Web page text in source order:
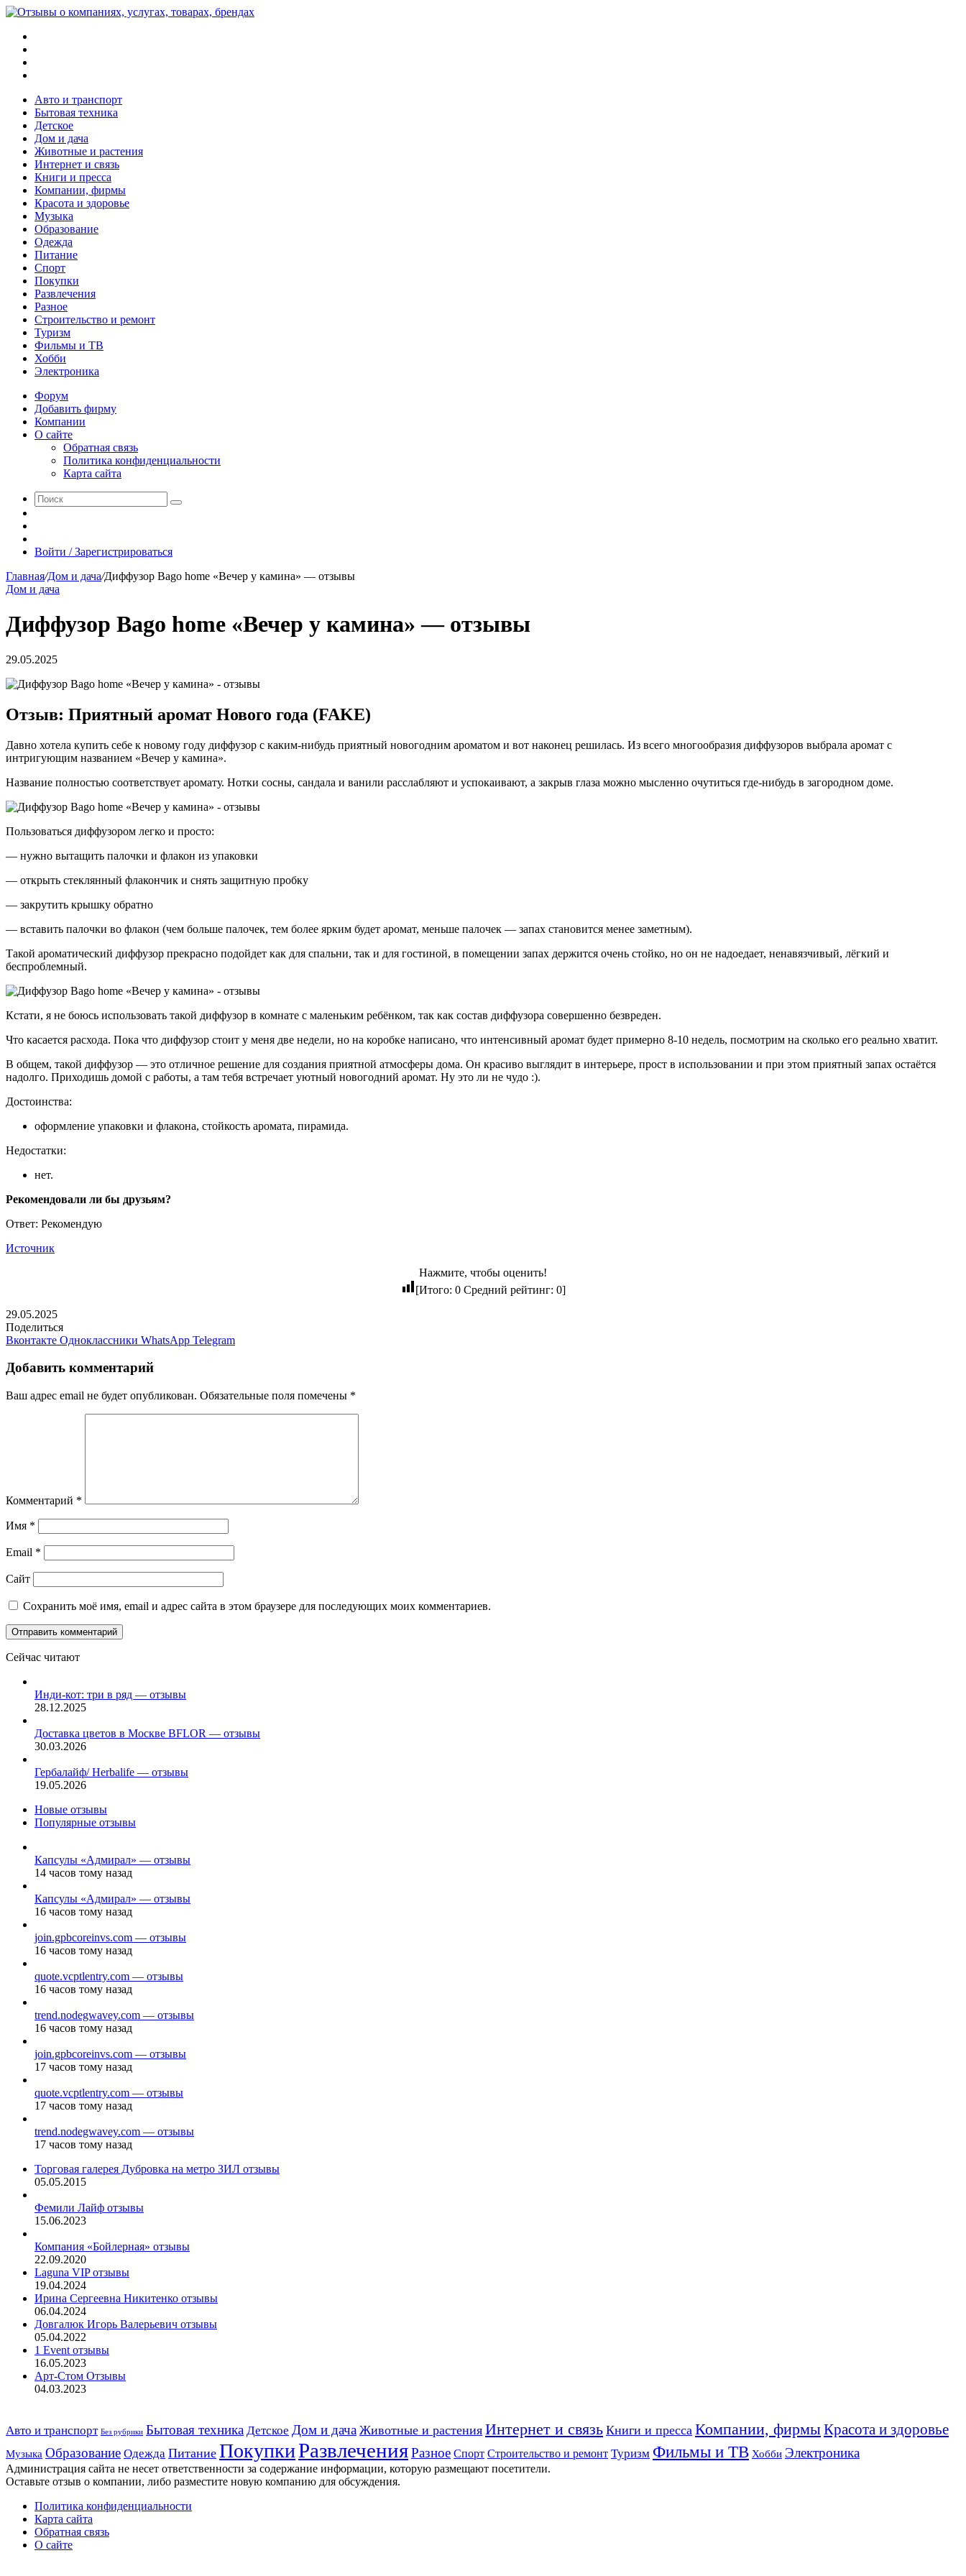
Авто и транспорт
Бытовая техника
Детское
Дом и дача
Животные и растения
Интернет и связь
Книги и пресса
Компании, фирмы
Красота и здоровье
Музыка
Образование
Одежда
Питание
Спорт
Покупки
Развлечения
Разное
Строительство и ремонт
Туризм
Фильмы и ТВ
Хобби
Электроника
Форум
Добавить фирму
Компании
О сайте
Обратная связь
Политика конфиденциальности
Карта сайта
Поиск
статья
Войти / Зарегистрироваться
Главная/Дом и дача/Диффузор Bago home «Вечер у камина» — отзывы
Дом и дача
Диффузор Bago home «Вечер у камина» — отзывы
29.05.2025
Отзыв: Приятный аромат Нового года (FAKE)
Давно хотела купить себе к новому году диффузор с каким-нибудь приятный новогодним ароматом и вот наконец решилась. Из всего многообразия диффузоров выбрала аромат с
интригующим названием «Вечер у камина».
Название полностью соответствует аромату. Нотки сосны, сандала и ванили расслабляют и успокаивают, а закрыв глаза можно мысленно очутиться где-нибудь в загородном доме.
Пользоваться диффузором легко и просто:
— нужно вытащить палочки и флакон из упаковки
— открыть стеклянный флакончик и снять защитную пробку
— закрутить крышку обратно
— вставить палочки во флакон (чем больше палочек, тем более ярким будет аромат, меньше палочек — запах становится менее заметным).
Такой ароматический диффузор прекрасно подойдет как для спальни, так и для гостиной, в помещении запах держится очень стойко, но он не надоедает, ненавязчивый, лёгкий и
беспроблемный.
Кстати, я не боюсь использовать такой диффузор в комнате с маленьким ребёнком, так как состав диффузора совершенно безвреден.
Что касается расхода. Пока что диффузор стоит у меня две недели, но на коробке написано, что интенсивный аромат будет примерно 8-10 недель, посмотрим на сколько его реально хватит.
В общем, такой диффузор — это отличное решение для создания приятной атмосферы дома. Он красиво выглядит в интерьере, прост в использовании и при этом приятный запах остаётся
надолго. Приходишь домой с работы, а там тебя встречает уютный новогодний аромат. Ну это ли не чудо :).
Достоинства:
оформление упаковки и флакона, стойкость аромата, пирамида.
Недостатки:
нет.
Рекомендовали ли бы друзьям?
Ответ: Рекомендую
Источник
Нажмите, чтобы оценить!
[Итого: 0Средний рейтинг: 0]
29.05.2025
Поделиться
Вконтакте Одноклассники WhatsApp Telegram
Добавить комментарий
Ваш адрес email не будет опубликован. Обязательные поля помечены *
Комментарий *
Имя *
Email *
Сайт
Сохранить моё имя, email и адрес сайта в этом браузере для последующих моих комментариев.
Сейчас читают
Инди-кот: три в ряд — отзывы
28.12.2025
Доставка цветов в Москве BFLOR — отзывы
30.03.2026
Гербалайф/ Herbalife — отзывы
19.05.2026
Новые отзывы
Популярные отзывы
Капсулы «Адмирал» — отзывы
14 часов тому назад
Капсулы «Адмирал» — отзывы
16 часов тому назад
join.gpbcoreinvs.com — отзывы
16 часов тому назад
quote.vcptlentry.com — отзывы
16 часов тому назад
trend.nodegwavey.com — отзывы
16 часов тому назад
join.gpbcoreinvs.com — отзывы
17 часов тому назад
quote.vcptlentry.com — отзывы
17 часов тому назад
trend.nodegwavey.com — отзывы
17 часов тому назад
Торговая галерея Дубровка на метро ЗИЛ отзывы
05.05.2015
Фемили Лайф отзывы
15.06.2023
Компания «Бойлерная» отзывы
22.09.2020
Laguna VIP отзывы
19.04.2024
Ирина Сергеевна Никитенко отзывы
06.04.2024
Довгалюк Игорь Валерьевич отзывы
05.04.2022
1 Event отзывы
16.05.2023
Арт-Стом Отзывы
04.03.2023
Авто и транспорт Без рубрики Бытовая техника Детское Дом и дача Животные и растения Интернет и связь Книги и пресса Компании, фирмыКрасота и здоровье
Музыка Образование Одежда Питание ПокупкиРазвлеченияРазное Спорт Строительство и ремонт Туризм Фильмы и ТВ Хобби Электроника
Администрация сайта не несет ответственности за содержание информации, которую размещают посетители.
Оставьте отзыв о компании, либо разместите новую компанию для обсуждения.
Политика конфиденциальности
Карта сайта
Обратная связь
О сайте